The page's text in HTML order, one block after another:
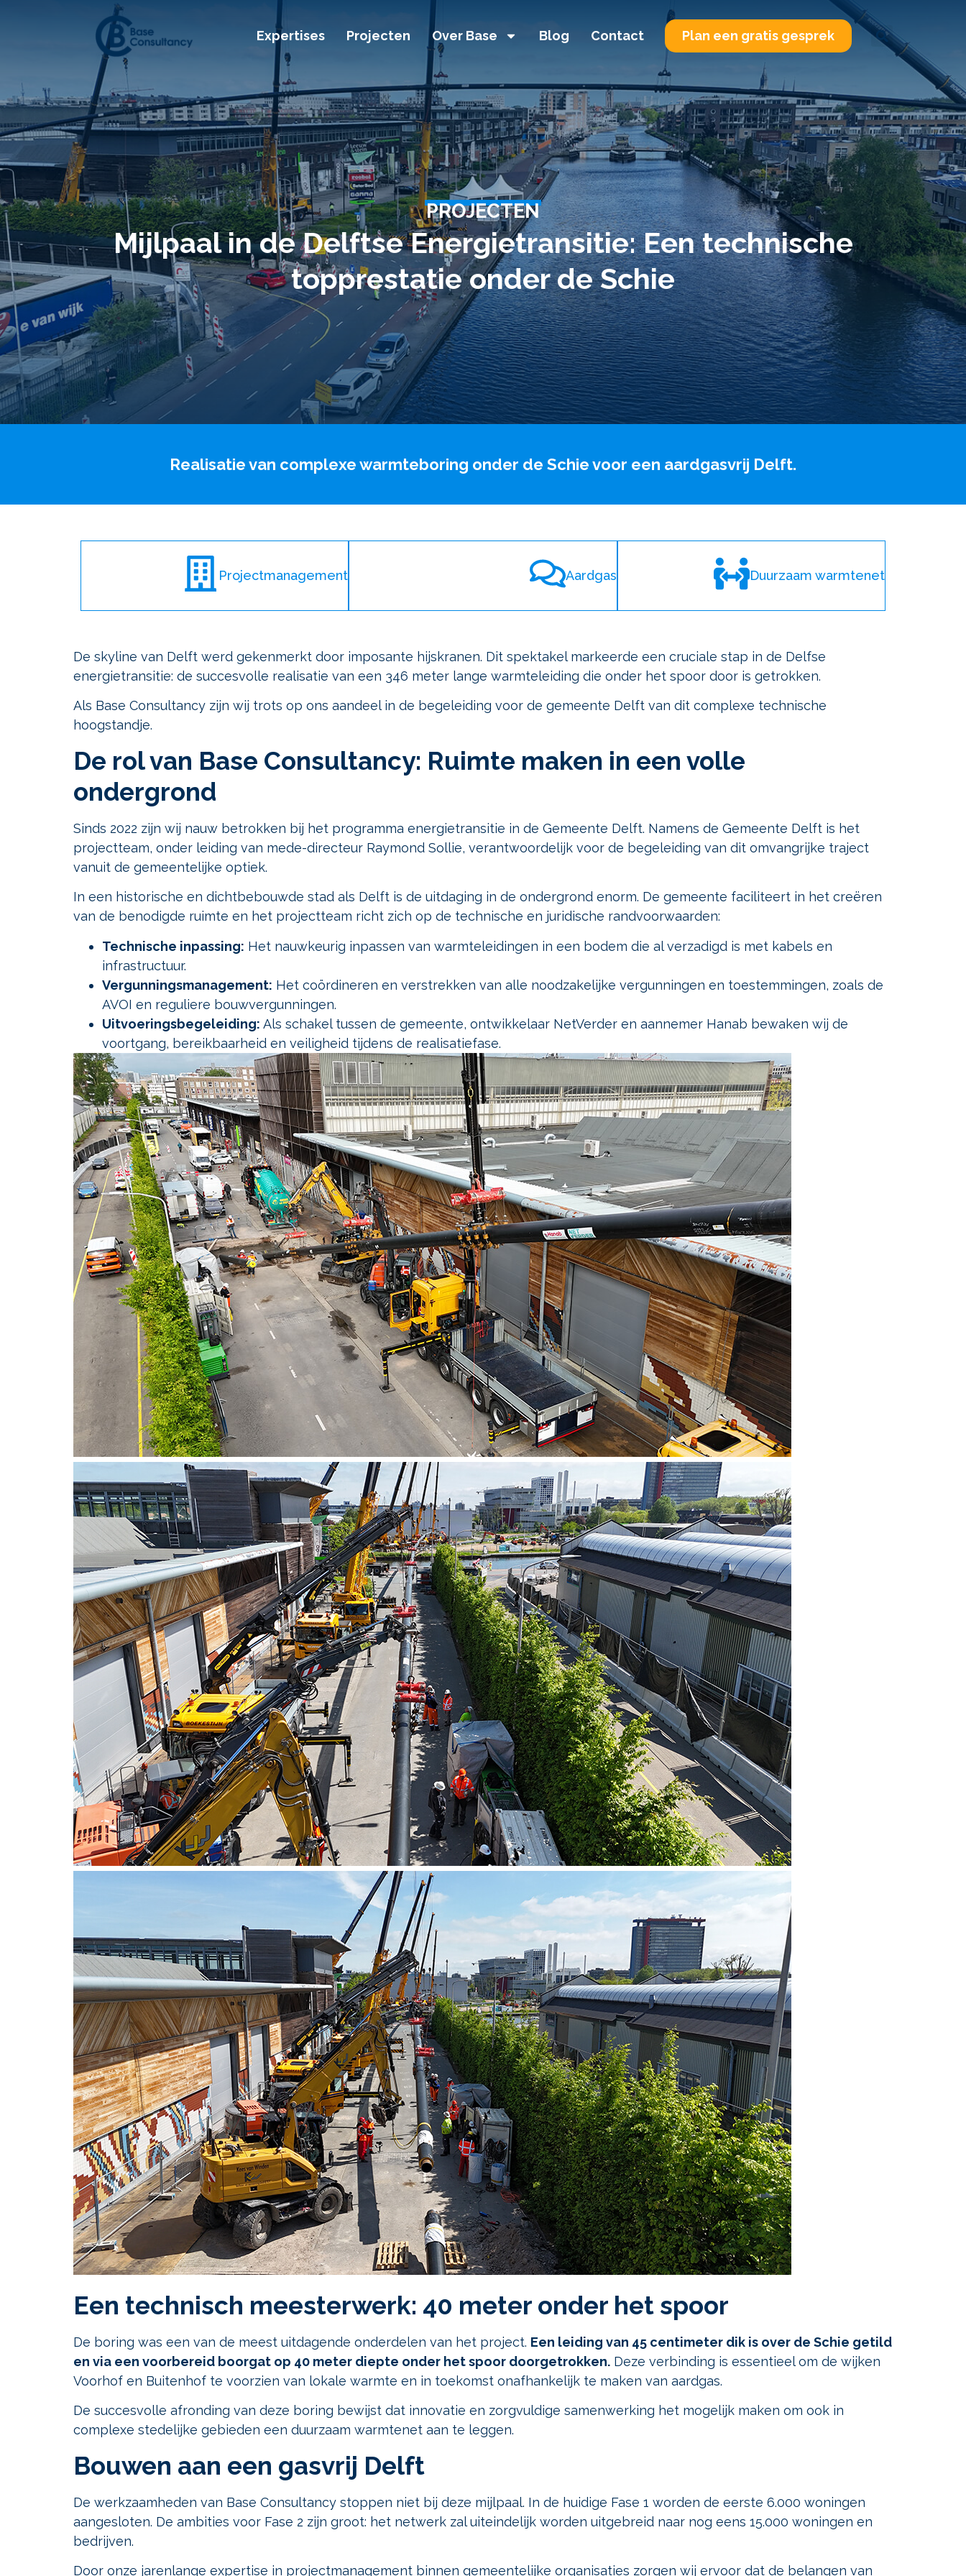
Expertises Projecten Over Base Blog Contact Plan een gratis gesprek
PROJECTEN
Mijlpaal in de Delftse Energietransitie: Een technische
topprestatie onder de Schie
Realisatie van complexe warmteboring onder de Schie voor een aardgasvrij Delft.
Projectmanagement Aardgas Duurzaam warmtenet
De skyline van Delft werd gekenmerkt door imposante hijskranen. Dit spektakel markeerde een cruciale stap in de Delfse
energietransitie: de succesvolle realisatie van een 346 meter lange warmteleiding die onder het spoor door is getrokken.
Als Base Consultancy zijn wij trots op ons aandeel in de begeleiding voor de gemeente Delft van dit complexe technische
hoogstandje.
De rol van Base Consultancy: Ruimte maken in een volle
ondergrond
Sinds 2022 zijn wij nauw betrokken bij het programma energietransitie in de Gemeente Delft. Namens de Gemeente Delft is het
projectteam, onder leiding van mede-directeur Raymond Sollie, verantwoordelijk voor de begeleiding van dit omvangrijke traject
vanuit de gemeentelijke optiek.
In een historische en dichtbebouwde stad als Delft is de uitdaging in de ondergrond enorm. De gemeente faciliteert in het creëren
van de benodigde ruimte en het projectteam richt zich op de technische en juridische randvoorwaarden:
Technische inpassing: Het nauwkeurig inpassen van warmteleidingen in een bodem die al verzadigd is met kabels en
infrastructuur.
Vergunningsmanagement: Het coördineren en verstrekken van alle noodzakelijke vergunningen en toestemmingen, zoals de
AVOI en reguliere bouwvergunningen.
Uitvoeringsbegeleiding: Als schakel tussen de gemeente, ontwikkelaar NetVerder en aannemer Hanab bewaken wij de
voortgang, bereikbaarheid en veiligheid tijdens de realisatiefase.
Een technisch meesterwerk: 40 meter onder het spoor
De boring was een van de meest uitdagende onderdelen van het project. Een leiding van 45 centimeter dik is over de Schie getild
en via een voorbereid boorgat op 40 meter diepte onder het spoor doorgetrokken. Deze verbinding is essentieel om de wijken
Voorhof en Buitenhof te voorzien van lokale warmte en in toekomst onafhankelijk te maken van aardgas.
De succesvolle afronding van deze boring bewijst dat innovatie en zorgvuldige samenwerking het mogelijk maken om ook in
complexe stedelijke gebieden een duurzaam warmtenet aan te leggen.
Bouwen aan een gasvrij Delft
De werkzaamheden van Base Consultancy stoppen niet bij deze mijlpaal. In de huidige Fase 1 worden de eerste 6.000 woningen
aangesloten. De ambities voor Fase 2 zijn groot: het netwerk zal uiteindelijk worden uitgebreid naar nog eens 15.000 woningen en
bedrijven.
Door onze jarenlange expertise in projectmanagement binnen gemeentelijke organisaties zorgen wij ervoor dat de belangen van